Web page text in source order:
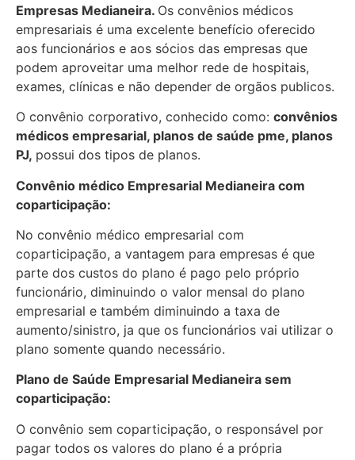
Empresas Medianeira. Os convênios médicos
empresariais é uma excelente benefício oferecido
aos funcionários e aos sócios das empresas que
podem aproveitar uma melhor rede de hospitais,
exames, clínicas e não depender de orgãos publicos.
O convênio corporativo, conhecido como: convênios
médicos empresarial, planos de saúde pme, planos
PJ, possui dos tipos de planos.
Convênio médico Empresarial Medianeira com
coparticipação:
No convênio médico empresarial com
coparticipação, a vantagem para empresas é que
parte dos custos do plano é pago pelo próprio
funcionário, diminuindo o valor mensal do plano
empresarial e também diminuindo a taxa de
aumento/sinistro, ja que os funcionários vai utilizar o
plano somente quando necessário.
Plano de Saúde Empresarial Medianeira sem
coparticipação:
O convênio sem coparticipação, o responsável por
pagar todos os valores do plano é a própria